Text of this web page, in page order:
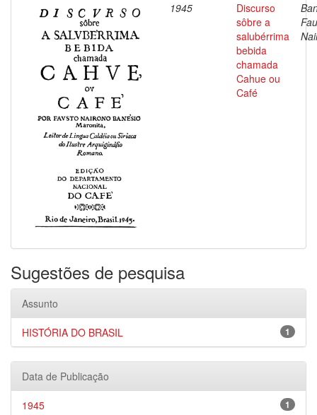
1945
Discurso
sôbre a
salubérrima
bebida
chamada
Cahue ou
Café
Sugestões de pesquisa
Assunto
1
HISTÓRIA DO BRASIL
Data de Publicação
1
1945